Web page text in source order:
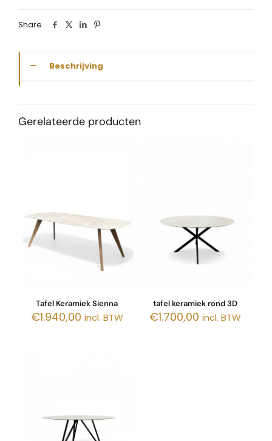
Share
Beschrijving
Gerelateerde producten
Tafel Keramiek Sienna
€1.940,00 incl. BTW
tafel keramiek rond 3D
€1.700,00 incl. BTW